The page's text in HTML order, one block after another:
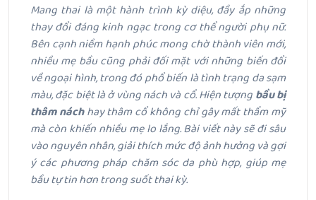
Mang thai là một hành trình kỳ diệu, đầy ắp những
thay đổi đáng kinh ngạc trong cơ thể người phụ nữ.
Bên cạnh niềm hạnh phúc mong chờ thành viên mới,
nhiều mẹ bầu cũng phải đối mặt với những biến đổi
về ngoại hình, trong đó phổ biến là tình trạng da sạm
màu, đặc biệt là ở vùng nách và cổ. Hiện tượng bầu bị
thâm náchhay thâm cổ không chỉ gây mất thẩm mỹ
mà còn khiến nhiều mẹ lo lắng. Bài viết này sẽ đi sâu
vào nguyên nhân, giải thích mức độ ảnh hưởng và gợi
ý các phương pháp chăm sóc da phù hợp, giúp mẹ
bầu tự tin hơn trong suốt thai kỳ.